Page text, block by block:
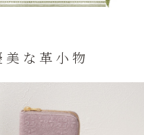
な革小物